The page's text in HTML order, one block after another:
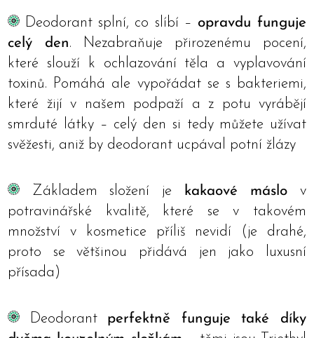
Deodorant splní, co slíbí – opravdu funguje
celý den. Nezabraňuje přirozenému pocení,
které slouží k ochlazování těla a vyplavování
toxinů. Pomáhá ale vypořádat se s bakteriemi,
které žijí v našem podpaží a z potu vyrábějí
smrduté látky – celý den si tedy můžete užívat
svěžesti, aniž by deodorant ucpával potní žlázy
Základem složení je kakaové máslo v
potravinářské kvalitě, které se v takovém
množství v kosmetice příliš nevidí (je drahé,
proto se většinou přidává jen jako luxusní
přísada)
Deodorant perfektně funguje také díky